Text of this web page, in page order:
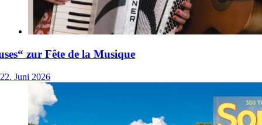
zur Fête de la Musique
22. Juni 2026